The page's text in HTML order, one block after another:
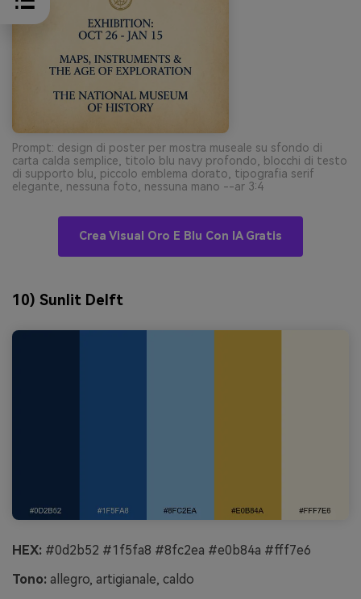
Prompt: design di poster per mostra museale su sfondo di
carta calda semplice, titolo blu navy profondo, blocchi di testo
di supporto blu, piccolo emblema dorato, tipografia serif
elegante, nessuna foto, nessuna mano --ar 3:4
Crea Visual Oro E Blu Con IA Gratis
10) Sunlit Delft
HEX: #0d2b52 #1f5fa8 #8fc2ea #e0b84a #fff7e6
Tono: allegro, artigianale, caldo